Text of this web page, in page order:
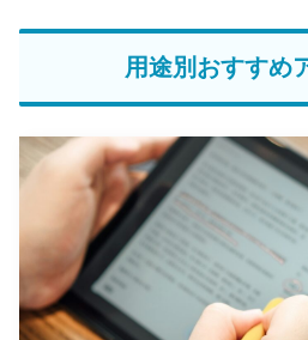
用途別おすすめ